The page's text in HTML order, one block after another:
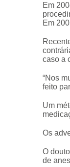
Em
Em
caso a
“Nos
feito
Um
Os
O
de